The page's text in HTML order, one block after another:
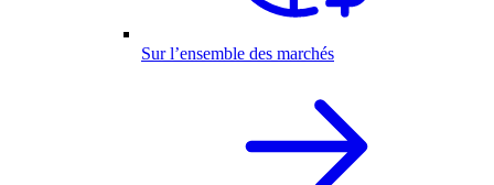
Sur l’ensemble des marchés